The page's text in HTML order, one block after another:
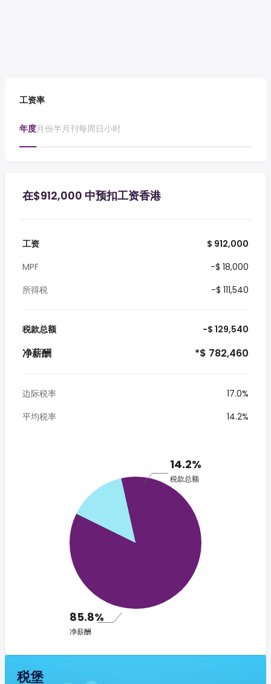
工资率
年度月份半月刊每周日小时
在$912,000 中预扣工资香港
工资
$ 912,000
MPF
-$ 18,000
所得税
-$ 111,540
税款总额 -$ 129,540
净薪酬 *$ 782,460
边际税率
17.0%
平均税率
14.2%
14.2%
税款总额
85.8%
净薪酬
税堡